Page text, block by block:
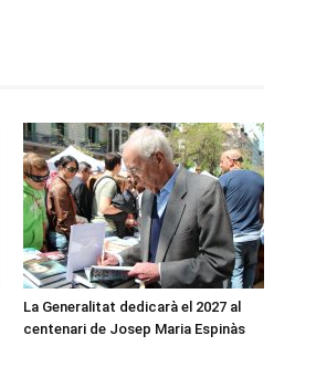
La Generalitat dedicarà el 2027 al
centenari de Josep Maria Espinàs